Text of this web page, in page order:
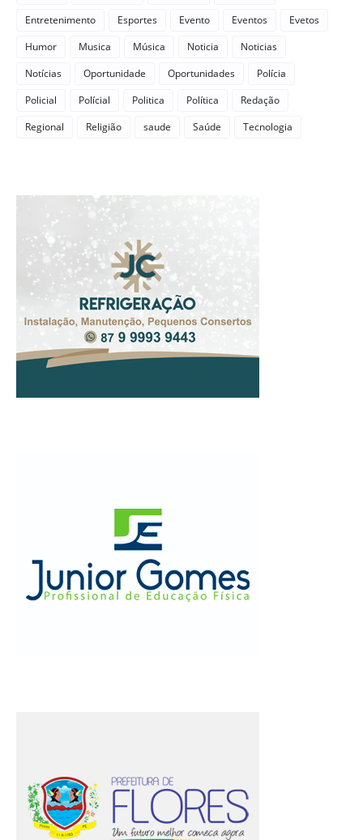
Entretenimento Esportes Evento Eventos
Evetos
Humor
Musica Música Noticia
Noticias
Notícias
Oportunidade Oportunidades
Polícia
Policial
Polícial Politica Política
Redação
Regional
Religião saude Saúde Tecnologia